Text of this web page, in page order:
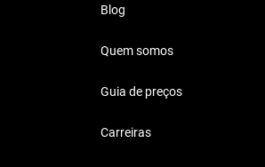
Blog
Quem somos
Guia de preços
Carreiras